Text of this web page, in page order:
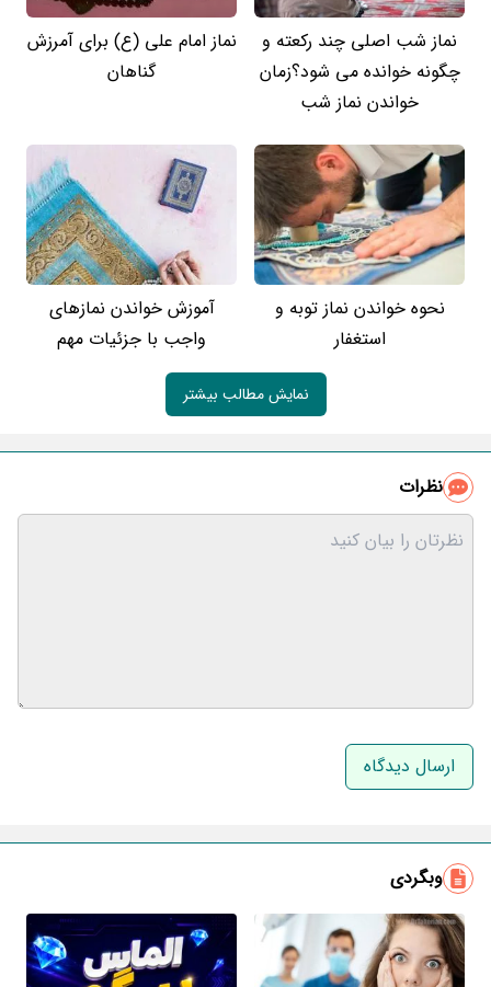
نماز شب اصلی چند رکعته و
چگونه خوانده می شود؟زمان
خواندن نماز شب
نماز امام علی (ع) برای آمرزش
گناهان
نحوه خواندن نماز توبه و
استغفار
آموزش خواندن نمازهای
واجب با جزئیات مهم
نمایش مطالب بیشتر
نظرات
نام و نام خانوادگی
وبگردی